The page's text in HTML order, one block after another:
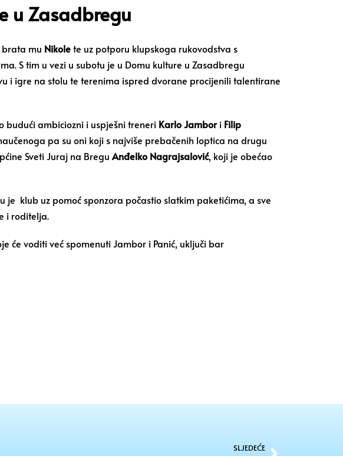
u Zasadbregu
brata mu Nikolete uz potporu klupskoga rukovodstva s
S tim u vezi u subotu je u Domu kulture u Zasadbregu
i igre na stolu te terenima ispred dvorane procijenili talentirane
budući ambiciozni i uspješni treneri Karlo Jambori Filip
pa su oni koji s najviše prebačenih loptica na drugu
Sveti Juraj na Bregu Anđelko Nagrajsalović, koji je obećao
klub uz pomoć sponzora počastio slatkim paketićima, a sve
i roditelja.
će voditi već spomenuti Jambor i Panić, uključi bar
SLJEDEĆE